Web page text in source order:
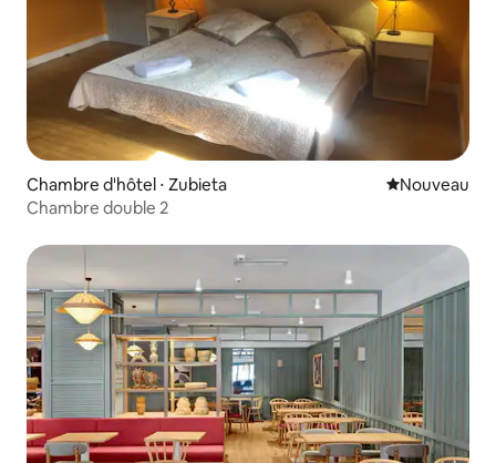
Chambre d'hôtel ⋅ Zubieta Nouvel
Nouveau
Chambre double 2